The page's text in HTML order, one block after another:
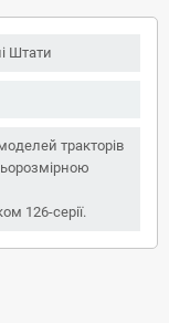
Штати
тракторів
126-серії.